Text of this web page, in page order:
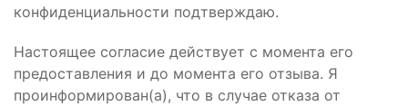
конфиденциальности подтверждаю.
Настоящее согласие действует с момента его
предоставления и до момента его отзыва. Я
проинформирован(а), что в случае отказа от